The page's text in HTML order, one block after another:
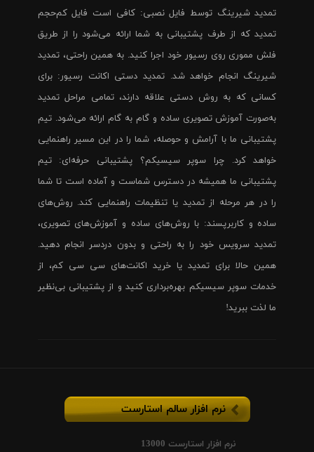
تمدید شیرینگ توسط فایل نصبی: کافی است فایل کم‌حجم
تمدید که از طرف پشتیبانی به شما ارائه می‌شود را از طریق
فلش مموری روی رسیور خود اجرا کنید. به همین راحتی، تمدید
شیرینگ انجام خواهد شد. تمدید دستی اکانت رسیور: برای
کسانی که به روش دستی علاقه دارند، تمامی مراحل تمدید
به‌صورت آموزش تصویری ساده و گام به گام ارائه می‌شود. تیم
پشتیبانی ما با آرامش و حوصله، شما را در این مسیر راهنمایی
خواهد کرد. چرا سوپر سیسیکم؟ پشتیبانی حرفه‌ای: تیم
پشتیبانی ما همیشه در دسترس شماست و آماده است تا شما
را در هر مرحله از تمدید یا تنظیمات راهنمایی کند. روش‌های
ساده و کاربرپسند: با روش‌های ساده و آموزش‌های تصویری،
تمدید سرویس خود را به راحتی و بدون دردسر انجام دهید.
همین حالا برای تمدید یا خرید اکانت‌های سی سی کم، از
خدمات سوپر سیسیکم بهره‌برداری کنید و از پشتیبانی بی‌نظیر
ما لذت ببرید!
نرم افزار سالم استارست
نرم افزار استارست 13000